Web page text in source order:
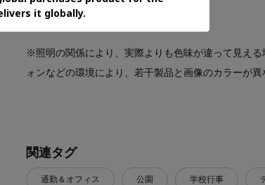
※照明の関係により、実際よりも色味が違って見え
ォンなどの環境により、若干製品と画像のカラーが異
関連タグ
通勤＆オフィス 公園 学校行事